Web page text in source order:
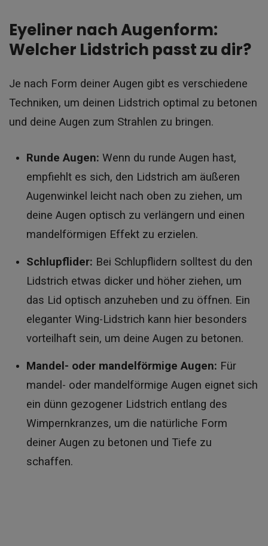
Eyeliner nach Augenform:
Welcher Lidstrich passt zu dir?
Je nach Form deiner Augen gibt es verschiedene
Techniken, um deinen Lidstrich optimal zu betonen
und deine Augen zum Strahlen zu bringen.
Runde Augen: Wenn du runde Augen hast,
empfiehlt es sich, den Lidstrich am äußeren
Augenwinkel leicht nach oben zu ziehen, um
deine Augen optisch zu verlängern und einen
mandelförmigen Effekt zu erzielen.
Schlupflider: Bei Schlupflidern solltest du den
Lidstrich etwas dicker und höher ziehen, um
das Lid optisch anzuheben und zu öffnen. Ein
eleganter Wing-Lidstrich kann hier besonders
vorteilhaft sein, um deine Augen zu betonen.
Mandel- oder mandelförmige Augen: Für
mandel- oder mandelförmige Augen eignet sich
ein dünn gezogener Lidstrich entlang des
Wimpernkranzes, um die natürliche Form
deiner Augen zu betonen und Tiefe zu
schaffen.